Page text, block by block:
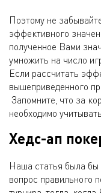
Поэтому не
эффективного
полученное Вами
умножить на число
Если рассчитать
вышеприведенного
Запомните, что за
необходимо
Хедс-ап
Наша статья была бы
вопрос правильного